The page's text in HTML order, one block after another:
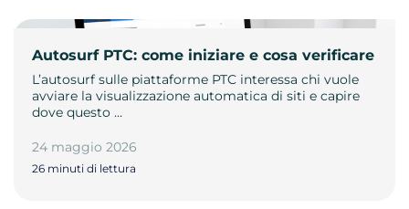
Autosurf PTC: come iniziare e cosa verificare
L’autosurf sulle piattaforme PTC interessa chi vuole
avviare la visualizzazione automatica di siti e capire
dove questo …
24 maggio 2026
26 minuti di lettura